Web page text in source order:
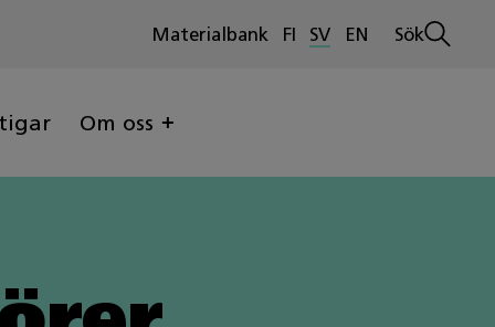
Materialbank FI SV EN
Öppna
Sök
Om oss